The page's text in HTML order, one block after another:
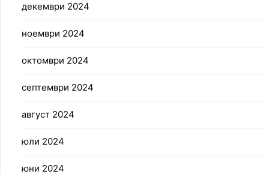
декември 2024
ноември 2024
октомври 2024
септември 2024
август 2024
юли 2024
юни 2024